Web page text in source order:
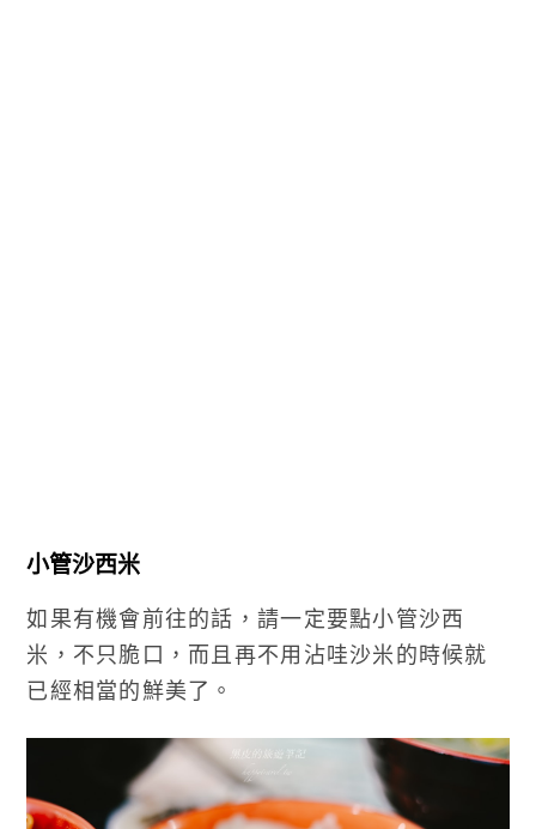
小管沙西米
如果有機會前往的話，請一定要點小管沙西
米，不只脆口，而且再不用沾哇沙米的時候就
已經相當的鮮美了。